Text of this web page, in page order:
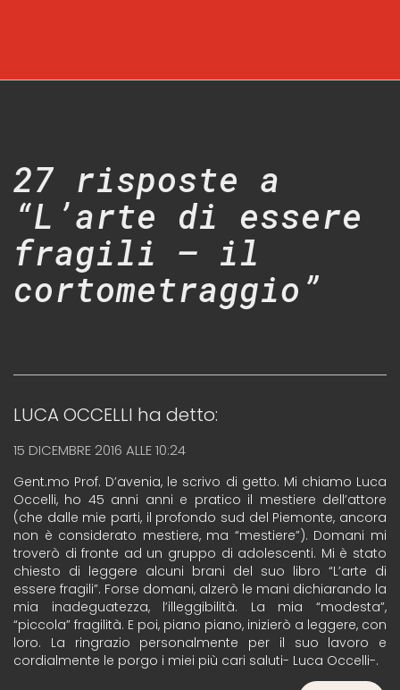
27 risposte a
“L’arte di essere
fragili – il
cortometraggio”
LUCA OCCELLI ha detto:
15 DICEMBRE 2016 ALLE 10:24
Gent.mo Prof. D’avenia, le scrivo di getto. Mi chiamo Luca
Occelli, ho 45 anni anni e pratico il mestiere dell’attore
(che dalle mie parti, il profondo sud del Piemonte, ancora
non è considerato mestiere, ma “mestiere”). Domani mi
troverò di fronte ad un gruppo di adolescenti. Mi è stato
chiesto di leggere alcuni brani del suo libro “L’arte di
essere fragili”. Forse domani, alzerò le mani dichiarando la
mia inadeguatezza, l’illeggibilità. La mia “modesta”,
“piccola” fragilità. E poi, piano piano, inizierò a leggere, con
loro. La ringrazio personalmente per il suo lavoro e
cordialmente le porgo i miei più cari saluti- Luca Occelli-.